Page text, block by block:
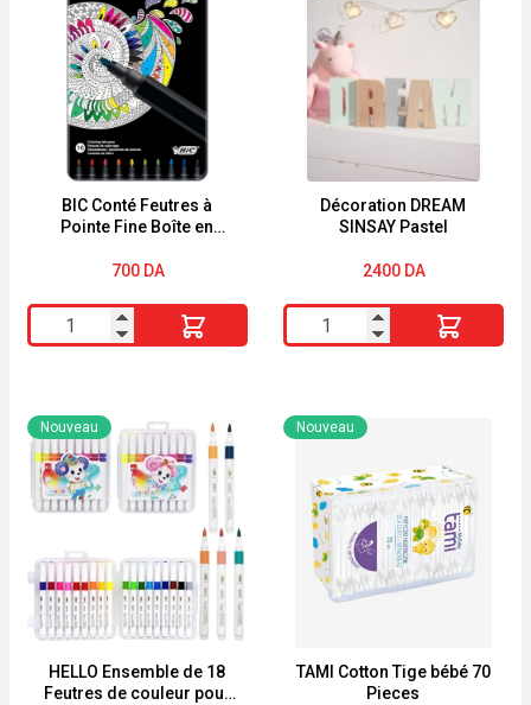
BIC Conté Feutres à
Pointe Fine Boîte en
700 DA
quantité
de
Conté
Feutres
Pointe
Boîte
en
Métal
Décoration DREAM
SINSAY Pastel
2400 DA
quantité
de
DREAM
SINSAY
Pastel
HELLO Ensemble de 18
Feutres de couleur pour
Nouveau
TAMI Cotton Tige bébé 70
Pieces
Nouveau